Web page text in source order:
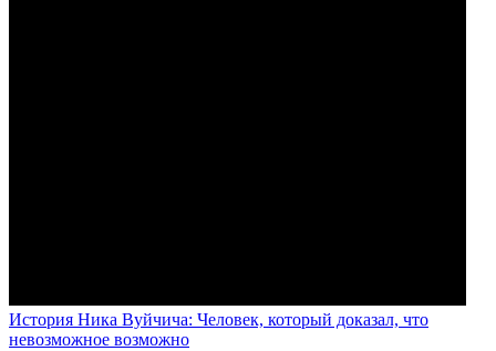
История Ника Вуйчича: Человек, который доказал, что
невозможное возможно